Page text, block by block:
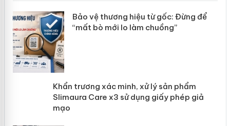
Bảo vệ thương hiệu từ gốc: Đừng để
“mất bò mới lo làm chuồng”
Khẩn trương xác minh, xử lý sản phẩm
Slimaura Care x3 sử dụng giấy phép